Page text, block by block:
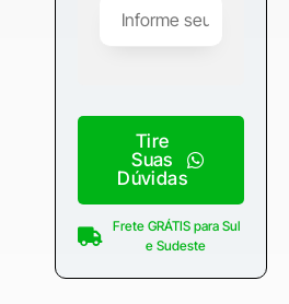
Tire
Suas
Dúvidas
Frete GRÁTIS para Sul
e Sudeste